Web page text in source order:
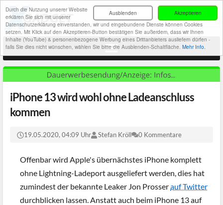
Akzeptieren
Ausblenden
Durch die Nutzung unserer Website
erklären Sie sich mit unserer
Datenschutzerklärung einverstanden, wir und eingebundene Dienste können Cookies
setzen. Mit Klick auf den Akzeptieren-Button bestätigen Sie außerdem, dass wir Ihnen
Inhalte (YouTube) & personenbezogene Werbung eines Drittanbieters ausliefern dürfen -
falls Sie dies nicht wünschen, wählen Sie bitte die Ausblenden-Schaltfläche. Mehr Info.
iPhone 13 wird wohl ohne Ladeanschluss
kommen
19.05.2020, 04:09 Uhr Stefan Kröll 0 Kommentare
Offenbar wird Apple's übernächstes iPhone komplett
ohne Lightning-Ladeport ausgeliefert werden, dies hat
zumindest der bekannte Leaker Jon Prosserauf Twitter
durchblicken lassen. Anstatt auch beim iPhone 13 auf